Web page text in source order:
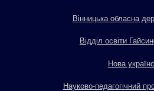
Вінницька обласна
Відділ освіти
Нова
Науково-педагогічний